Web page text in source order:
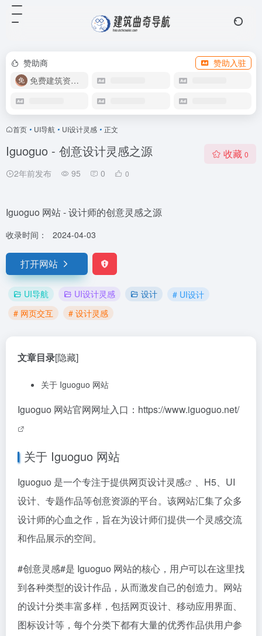
赞助商
赞助入驻
免费建筑资源库
首页 • UI导航 • UI设计灵感 • 正文
Iguoguo - 创意设计灵感之源
2年前发布 95 0 0
收藏 0
Iguoguo 网站 - 设计师的创意灵感之源
收录时间： 2024-04-03
打开网站
UI导航 UI设计灵感 设计
# UI设计
# 网页交互
# 设计灵感
文章目录[隐藏]
关于 Iguoguo 网站
Iguoguo 网站官网网址入口： https://www.iguoguo.net/
关于 Iguoguo 网站
Iguoguo 是一个专注于提供网页设计灵感
、H5、UI
设计、专题作品等创意资源的平台。该网站汇集了众多
设计师的心血之作，旨在为设计师们提供一个灵感交流
和作品展示的空间。
#创意灵感#是 Iguoguo 网站的核心，用户可以在这里找
到各种类型的设计作品，从而激发自己的创造力。网站
的设计分类丰富多样，包括网页设计、移动应用界面、
图标设计等，每个分类下都有大量的优秀作品供用户参